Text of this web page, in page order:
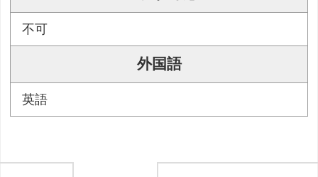
不可
外国語
英語